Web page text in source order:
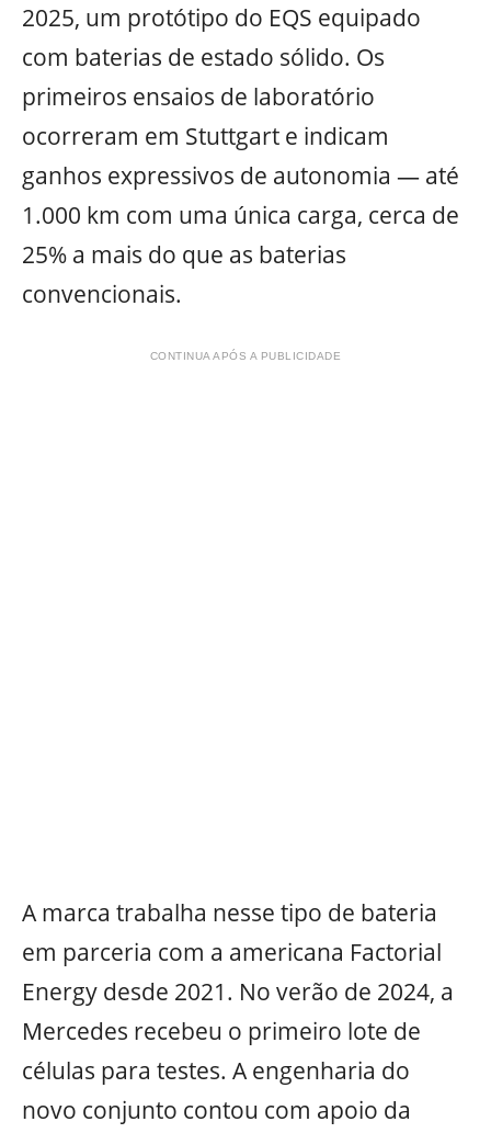
2025, um protótipo do EQS equipado
com baterias de estado sólido. Os
primeiros ensaios de laboratório
ocorreram em Stuttgart e indicam
ganhos expressivos de autonomia — até
1.000 km com uma única carga, cerca de
25% a mais do que as baterias
convencionais.
CONTINUA APÓS A PUBLICIDADE
A marca trabalha nesse tipo de bateria
em parceria com a americana Factorial
Energy desde 2021. No verão de 2024, a
Mercedes recebeu o primeiro lote de
células para testes. A engenharia do
novo conjunto contou com apoio da